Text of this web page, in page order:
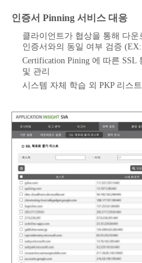
인증서 Pinning 서비스 대응
클라이언트가 협상을 통해 다
인증서와의 동일 여부 검증
Certification Pining 에 따른
및 관리
시스템 자체 학습 외 PKP 리스